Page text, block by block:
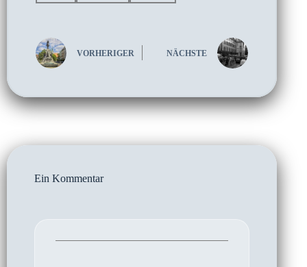
VORHERIGER NÄCHSTE
Ein Kommentar